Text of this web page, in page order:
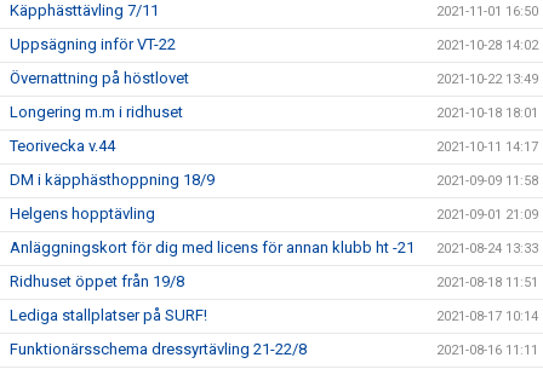
Käpphästtävling 7/11 2021-11-01 16:50
Uppsägning inför VT-22 2021-10-28 14:02
Övernattning på höstlovet 2021-10-22 13:49
Longering m.m i ridhuset 2021-10-18 18:01
Teorivecka v.44 2021-10-11 14:17
DM i käpphästhoppning 18/9 2021-09-09 11:58
Helgens hopptävling 2021-09-01 21:09
Anläggningskort för dig med licens för annan klubb ht -21 2021-08-24 13:33
Ridhuset öppet från 19/8 2021-08-18 11:51
Lediga stallplatser på SURF! 2021-08-17 10:14
Funktionärsschema dressyrtävling 21-22/8 2021-08-16 11:11